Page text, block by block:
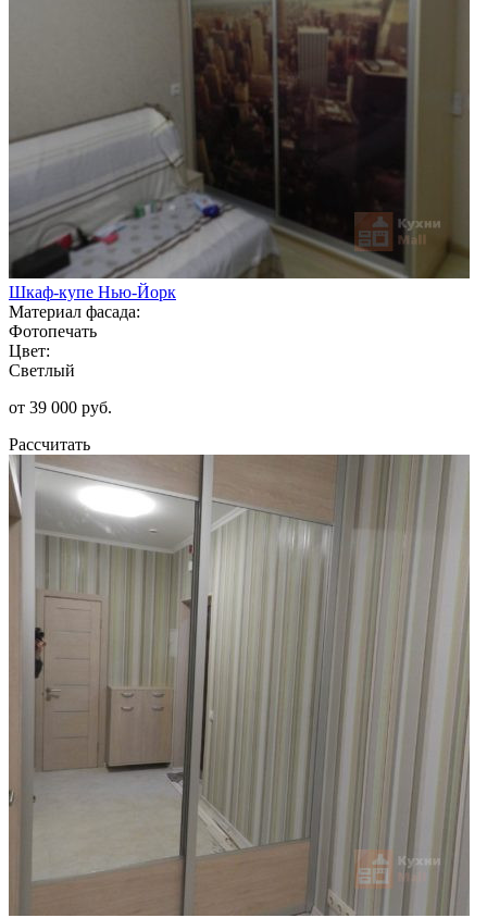
Шкаф-купе Нью-Йорк
Материал фасада:
Фотопечать
Цвет:
Светлый
от 39 000 руб.
Рассчитать